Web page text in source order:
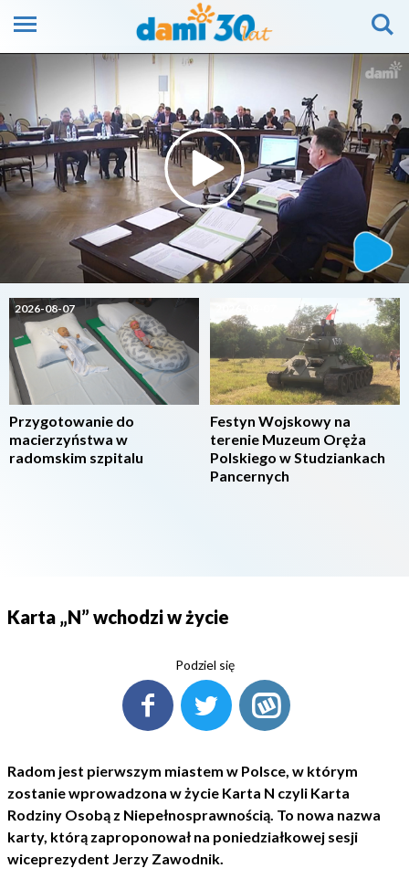
2026-08-07
Przygotowanie do
macierzyństwa w
radomskim szpitalu
Festyn Wojskowy na
terenie Muzeum Oręża
Polskiego w Studziankach
Pancernych
Karta „N” wchodzi w życie
Podziel się
Radom jest pierwszym miastem w Polsce, w którym
zostanie wprowadzona w życie Karta N czyli Karta
Rodziny Osobą z Niepełnosprawnością. To nowa nazwa
karty, którą zaproponował na poniedziałkowej sesji
wiceprezydent Jerzy Zawodnik.